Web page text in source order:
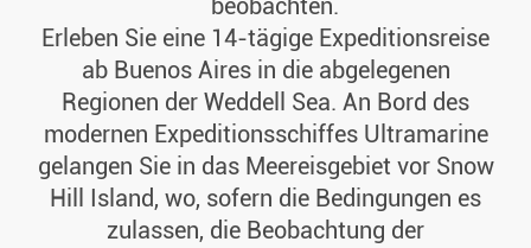
beobachten.
Erleben Sie eine 14-tägige Expeditionsreise
ab Buenos Aires in die abgelegenen
Regionen der Weddell Sea. An Bord des
modernen Expeditionsschiffes Ultramarine
gelangen Sie in das Meereisgebiet vor Snow
Hill Island, wo, sofern die Bedingungen es
zulassen, die Beobachtung der